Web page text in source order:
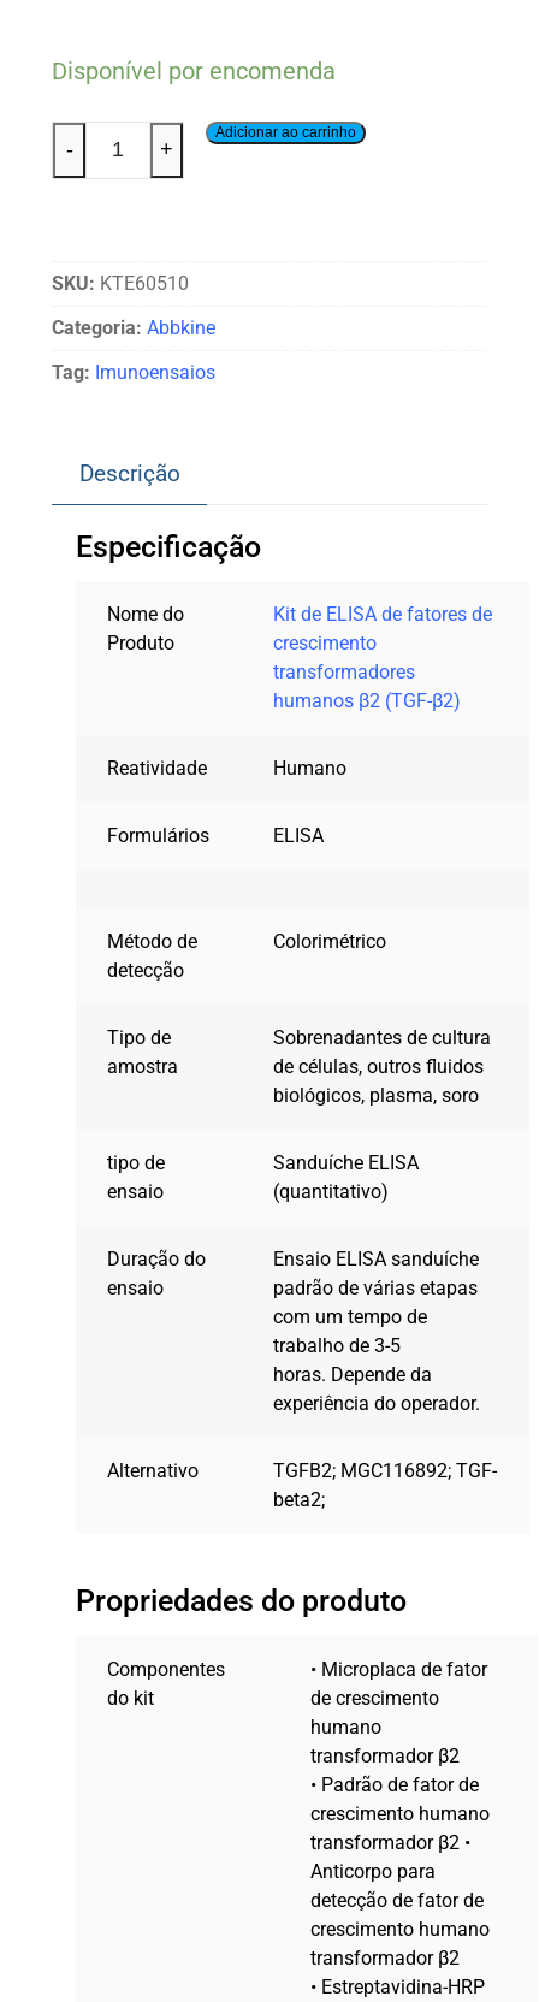
Disponível por encomenda
- +
Adicionar ao carrinho
SKU: KTE60510
Categoria: Abbkine
Tag: Imunoensaios
Descrição
Especificação
Nome do
Produto
Kit de ELISA de fatores de
crescimento
transformadores
humanos β2 (TGF-β2)
Reatividade Humano
Formulários ELISA
Método de
detecção
Colorimétrico
Tipo de
amostra
Sobrenadantes de cultura
de células, outros fluidos
biológicos, plasma, soro
tipo de
ensaio
Sanduíche ELISA
(quantitativo)
Duração do
ensaio
Ensaio ELISA sanduíche
padrão de várias etapas
com um tempo de
trabalho de 3-5
horas. Depende da
experiência do operador.
Alternativo
TGFB2; MGC116892; TGF-
beta2;
Propriedades do produto
Componentes
do kit
• Microplaca de fator
de crescimento
humano
transformador β2
• Padrão de fator de
crescimento humano
transformador β2 •
Anticorpo para
detecção de fator de
crescimento humano
transformador β2
• Estreptavidina-HRP